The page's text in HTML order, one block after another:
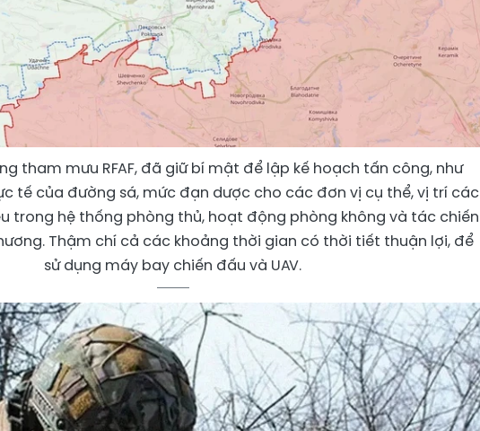
tham mưu RFAF, đã giữ bí mật để lập kế hoạch tấn công, như
tế của đường sá, mức đạn dược cho các đơn vị cụ thể, vị trí các
trong hệ thống phòng thủ, hoạt động phòng không và tác chiến
Thậm chí cả các khoảng thời gian có thời tiết thuận lợi, để
sử dụng máy bay chiến đấu và UAV.